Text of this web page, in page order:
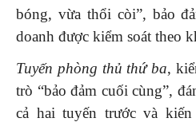
bóng, vừa thổi còi”, bảo
doanh được kiểm soát theo
Tuyến phòng thủ thứ ba,
trò “bảo đảm cuối cùng”,
cả hai tuyến trước và